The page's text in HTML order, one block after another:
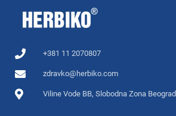
+381 11 2070807
zdravko@herbiko.com
Viline Vode BB, Slobodna Zona Beograd